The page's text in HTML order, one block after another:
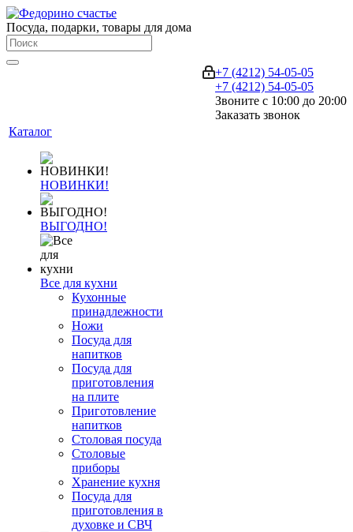
Посуда, подарки, товары для дома
+7 (4212) 54-05-05
+7 (4212) 54-05-05
Звоните с 10:00 до 20:00
Заказать звонок
Каталог
НОВИНКИ!
ВЫГОДНО!
Все для кухни
Кухонные
принадлежности
Ножи
Посуда для
напитков
Посуда для
приготовления
на плите
Приготовление
напитков
Столовая посуда
Столовые
приборы
Хранение кухня
Посуда для
приготовления в
духовке и СВЧ